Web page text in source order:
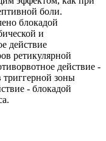
боли.
блокадой
и
действие
ретикулярной
действие -
зоны
- блокадой